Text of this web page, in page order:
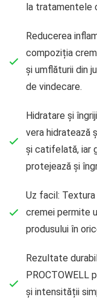
la tratamentele
Reducerea
compoziția
și umflăturii din
de vindecare.
Hidratare și
vera hidratează
și catifelată, iar
protejează și
Uz facil:
cremei permite
produsului în
Rezultate
PROCTOWELL
și intensității